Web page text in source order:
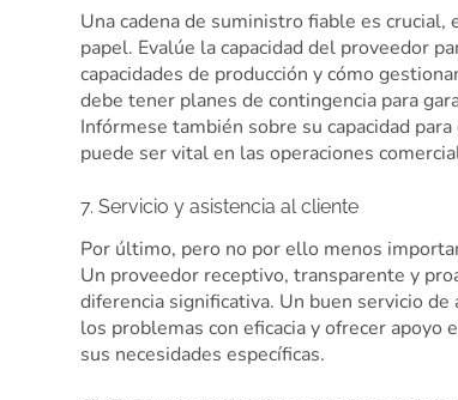
Una cadena de suministro fiable es
papel. Evalúe la capacidad del proveedor
capacidades de producción y cómo
debe tener planes de contingencia para
Infórmese también sobre su capacidad
puede ser vital en las operaciones
7. Servicio y asistencia al cliente
Por último, pero no por ello menos
Un proveedor receptivo, transparente y
diferencia significativa. Un buen servicio
los problemas con eficacia y ofrecer apoyo
sus necesidades específicas.